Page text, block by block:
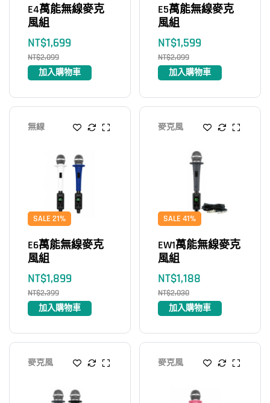
E4萬能無線麥克
風組
NT$2,099
NT$1,699
加入購物車
E5萬能無線麥克
風組
NT$2,099
NT$1,599
加入購物車
無線
SALE 21%
E6萬能無線麥克
風組
NT$2,399
NT$1,899
加入購物車
麥克風
SALE 41%
EW1萬能無線麥克
風組
NT$2,030
NT$1,188
加入購物車
麥克風 麥克風